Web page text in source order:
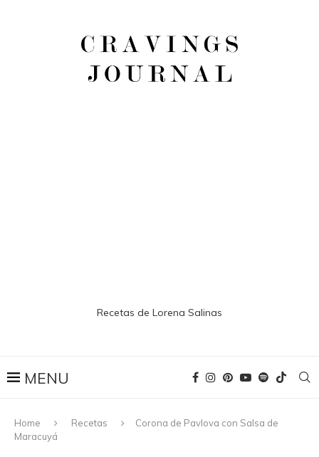
Recetas de Lorena Salinas
Home Recetas
Corona de Pavlova con Salsa de
Maracuyá